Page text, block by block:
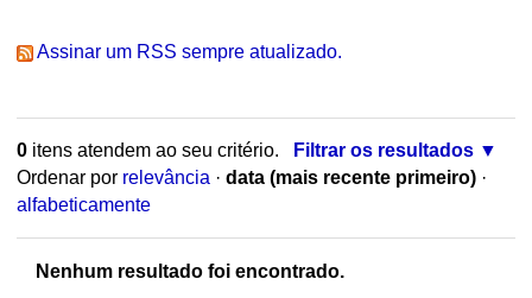
Assinar um RSS sempre atualizado.
0itens atendem ao seu critério.
Filtrar os resultados
Ordenar por relevância · data (mais recente primeiro) ·
alfabeticamente
Nenhum resultado foi encontrado.